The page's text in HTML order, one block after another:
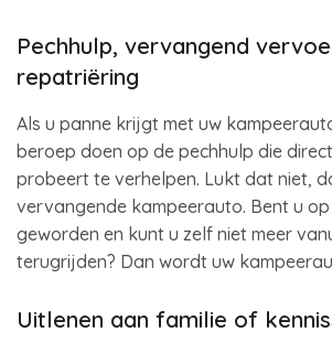
Pechhulp, vervangend
repatriëring
Als u panne krijgt met uw
beroep doen op de pechhulp die
probeert te verhelpen. Lukt dat niet,
vervangende kampeerauto. Bent u
geworden en kunt u zelf niet meer
terugrijden? Dan wordt uw
Uitlenen aan familie of